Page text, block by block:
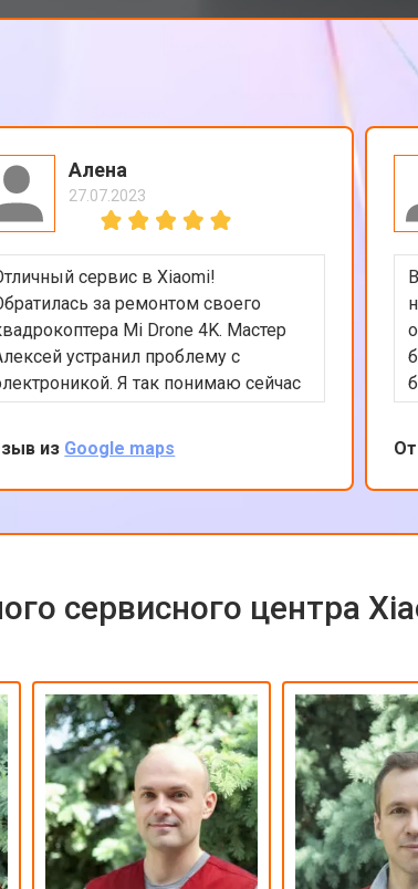
Алена
27.07.2023
сервис в Xiaomi!
за ремонтом своего
Mi Drone 4K. Мастер
устранил проблему с
Я так понимаю сейчас
часто в сервсиы
прилетают на ремонт и цены на них
взлетели ай-ай. Вообще в сервисе
было сделано быстро и
с учетом нынешних цен
из Google maps
сервисного центра